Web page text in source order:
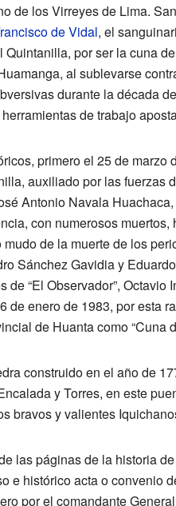
de los Virreyes de Lima.
de Vidal, el
por ser la cuna
al sublevarse
durante la década
de trabajo
primero el 25 de
auxiliado por las fuerzas
Antonio Navala
con numerosos
de la muerte de los
Sánchez Gavidia y
“El Observador”,
de enero de 1983, por esta
de Huanta como “Cuna
construido en el año de
y Torres, en este
bravos y valientes
las páginas de la historia
e histórico acta o convenio
por el comandante